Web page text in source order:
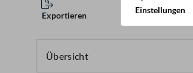
Einstellungen
Exportieren